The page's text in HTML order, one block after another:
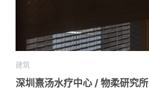
建筑
深圳熹汤水疗中心 / 物柔研究所